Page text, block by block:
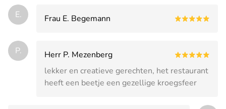
E. Frau E. Begemann
P.
Herr P. Mezenberg
lekker en creatieve gerechten, het restaurant
heeft een beetje een gezellige kroegsfeer